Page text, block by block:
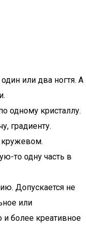
или два ногтя. А
одному кристаллу.
градиенту.
кружевом.
то одну часть в
Допускается не
или
и более креативное